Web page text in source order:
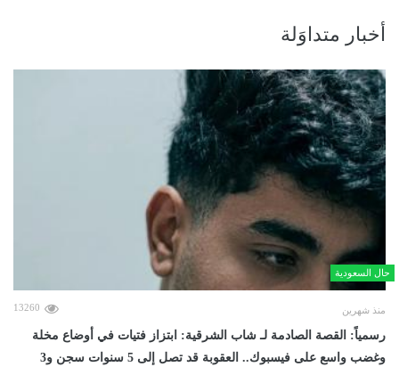
أخبار متداوَلة
حال السعودية
منذ شهرين 13260
رسمياً: القصة الصادمة لـ شاب الشرقية: ابتزاز فتيات في أوضاع مخلة
وغضب واسع على فيسبوك.. العقوبة قد تصل إلى 5 سنوات سجن و3